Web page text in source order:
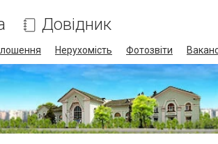
Довідник
Нерухомість Фотозвіти